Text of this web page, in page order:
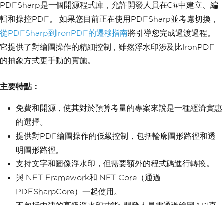
PDFSharp是一個開源程式庫，允許開發人員在C#中建立、編
輯和操控PDF。 如果您目前正在使用PDFSharp並考慮切換，
從PDFSharp到IronPDF的遷移指南將引導您完成過渡過程。
它提供了對繪圖操作的精細控制，雖然浮水印涉及比IronPDF
的抽象方式更手動的實施。
主要特點：
免費和開源，使其對於預算考量的專案來說是一種經濟實惠
的選擇。
提供對PDF繪圖操作的低級控制，包括輪廓圖形路徑和透
明圖形路徑。
支持文字和圖像浮水印，但需要額外的程式碼進行轉換。
與.NET Framework和.NET Core（通過
PDFSharpCore）一起使用。